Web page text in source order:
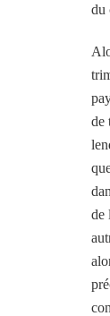
du
de
de